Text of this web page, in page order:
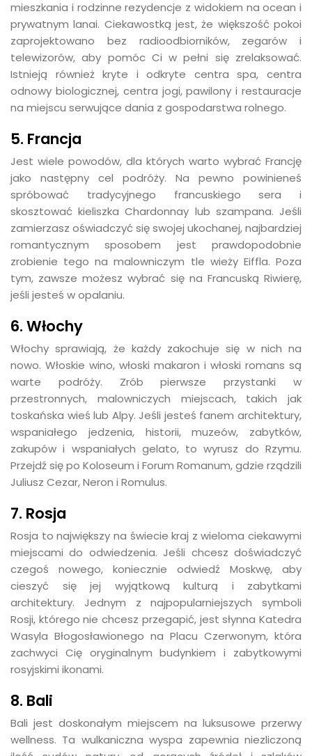
mieszkania i rodzinne rezydencje z widokiem na ocean i
prywatnym lanai. Ciekawostką jest, że większość pokoi
zaprojektowano bez radioodbiorników, zegarów i
telewizorów, aby pomóc Ci w pełni się zrelaksować.
Istnieją również kryte i odkryte centra spa, centra
odnowy biologicznej, centra jogi, pawilony i restauracje
na miejscu serwujące dania z gospodarstwa rolnego.
5. Francja
Jest wiele powodów, dla których warto wybrać Francję
jako następny cel podróży. Na pewno powinieneś
spróbować tradycyjnego francuskiego sera i
skosztować kieliszka Chardonnay lub szampana. Jeśli
zamierzasz oświadczyć się swojej ukochanej, najbardziej
romantycznym sposobem jest prawdopodobnie
zrobienie tego na malowniczym tle wieży Eiffla. Poza
tym, zawsze możesz wybrać się na Francuską Riwierę,
jeśli jesteś w opalaniu.
6. Włochy
Włochy sprawiają, że każdy zakochuje się w nich na
nowo. Włoskie wino, włoski makaron i włoski romans są
warte podróży. Zrób pierwsze przystanki w
przestronnych, malowniczych miejscach, takich jak
toskańska wieś lub Alpy. Jeśli jesteś fanem architektury,
wspaniałego jedzenia, historii, muzeów, zabytków,
zakupów i wspaniałych gelato, to wyrusz do Rzymu.
Przejdź się po Koloseum i Forum Romanum, gdzie rządzili
Juliusz Cezar, Neron i Romulus.
7. Rosja
Rosja to największy na świecie kraj z wieloma ciekawymi
miejscami do odwiedzenia. Jeśli chcesz doświadczyć
czegoś nowego, koniecznie odwiedź Moskwę, aby
cieszyć się jej wyjątkową kulturą i zabytkami
architektury. Jednym z najpopularniejszych symboli
Rosji, którego nie chcesz przegapić, jest słynna Katedra
Wasyla Błogosławionego na Placu Czerwonym, która
zachwyci Cię oryginalnym budynkiem i zabytkowymi
rosyjskimi ikonami.
8. Bali
Bali jest doskonałym miejscem na luksusowe przerwy
wellness. Ta wulkaniczna wyspa zapewnia niezliczoną